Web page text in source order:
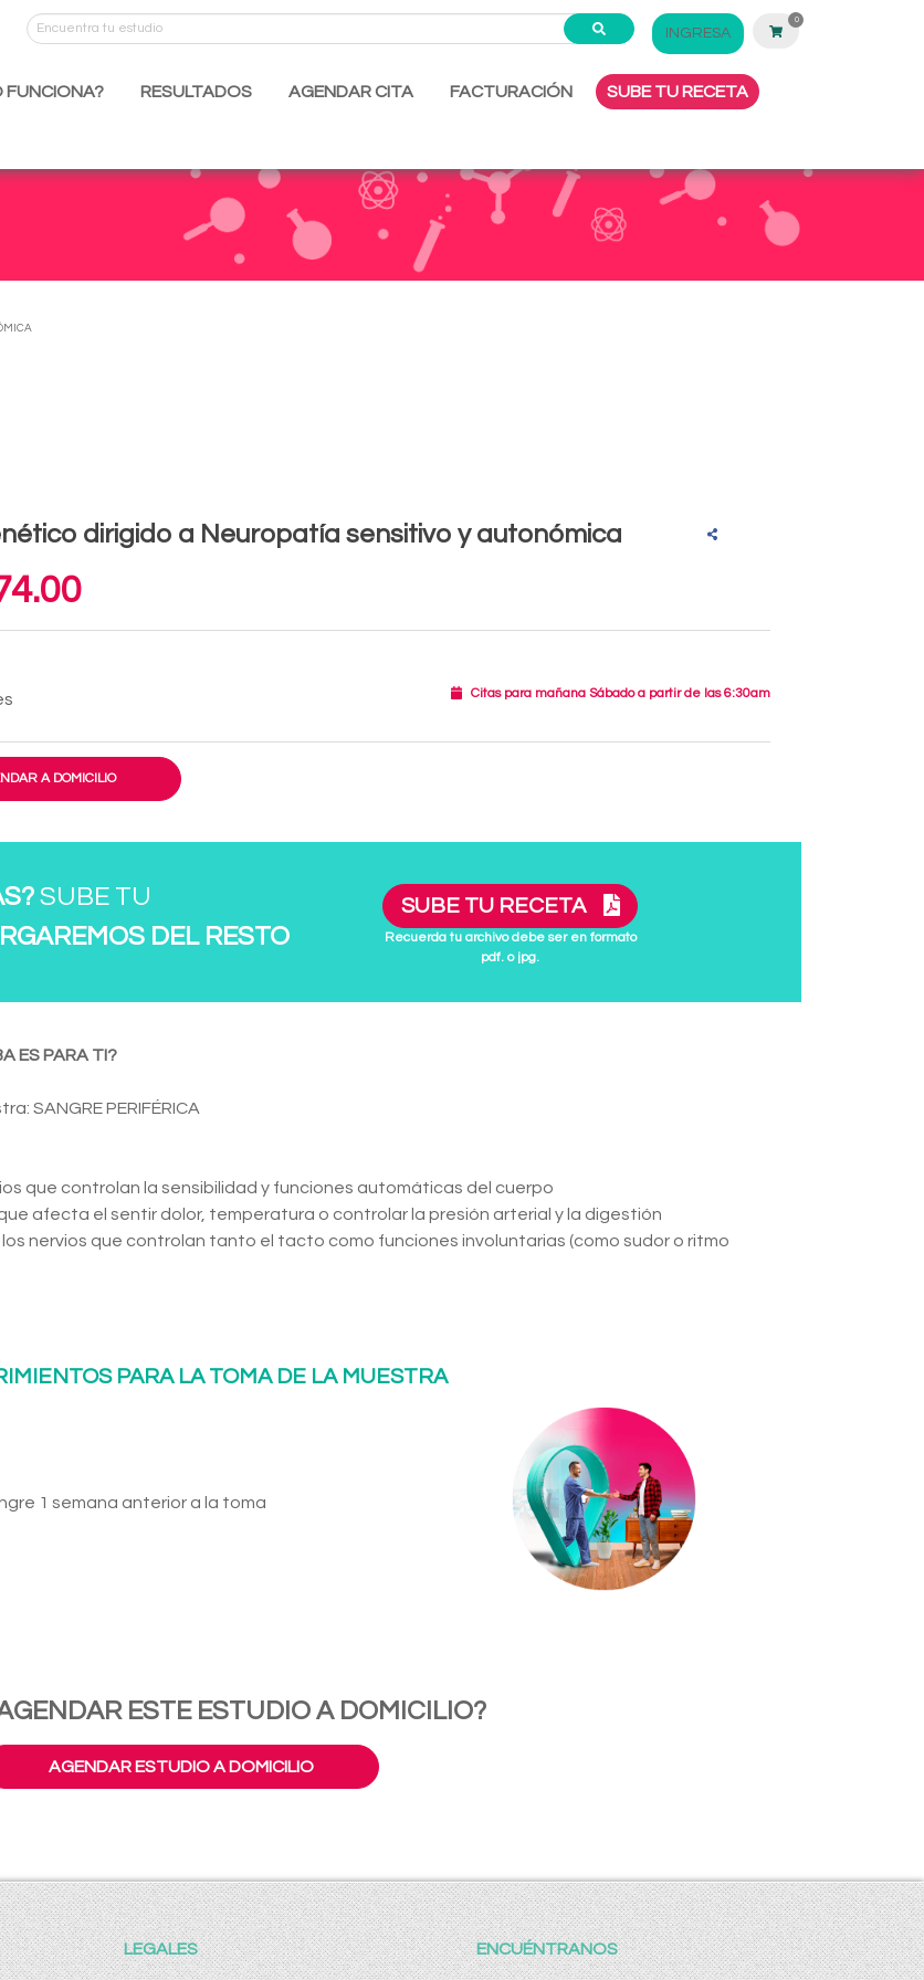
INGRESA
0
FUNCIONA? RESULTADOS AGENDAR CITA FACTURACIÓN SUBE TU RECETA
dirigido a Neuropatía sensitivo y autonómica
Citas para mañana Sábado a partir de las 6:30am
A DOMICILIO
SUBE TU
DEL RESTO
SUBE TU RECETA
Recuerda tu archivo debe ser en formato
pdf. o jpg.
ES PARA TI?
SANGRE PERIFÉRICA
que controlan la sensibilidad y funciones automáticas del cuerpo
afecta el sentir dolor, temperatura o controlar la presión arterial y la digestión
nervios que controlan tanto el tacto como funciones involuntarias (como sudor o ritmo
PARA LA TOMA DE LA MUESTRA
1 semana anterior a la toma
ESTE ESTUDIO A DOMICILIO?
AGENDAR ESTUDIO A DOMICILIO
LEGALES ENCUÉNTRANOS